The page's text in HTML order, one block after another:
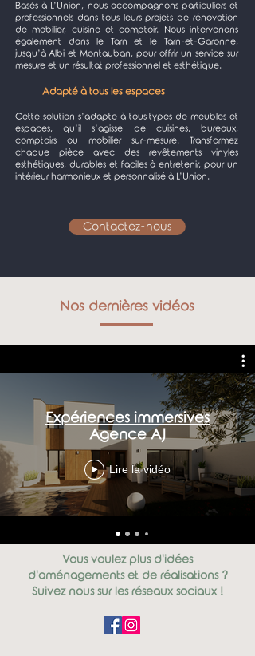
Basés à L’Union, nous accompagnons particuliers et
professionnels dans tous leurs projets de rénovation
de mobilier, cuisine et comptoir. Nous intervenons
également dans le Tarn et le Tarn-et-Garonne,
jusqu’à Albi et Montauban, pour offrir un service sur
mesure et un résultat professionnel et esthétique.
Adapté à tous les espaces
Cette solution s’adapte à tous types de meubles et
espaces, qu’il s’agisse de cuisines, bureaux,
comptoirs ou mobilier sur-mesure. Transformez
chaque pièce avec des revêtements vinyles
esthétiques, durables et faciles à entretenir, pour un
intérieur harmonieux et personnalisé à L’Union.
Contactez-nous
Nos dernières vidéos
Expériences immersives
Agence AJ
Lire la vidéo
Vous voulez plus d'idées
d'aménagements et de réalisations ?
Suivez nous sur les réseaux sociaux !